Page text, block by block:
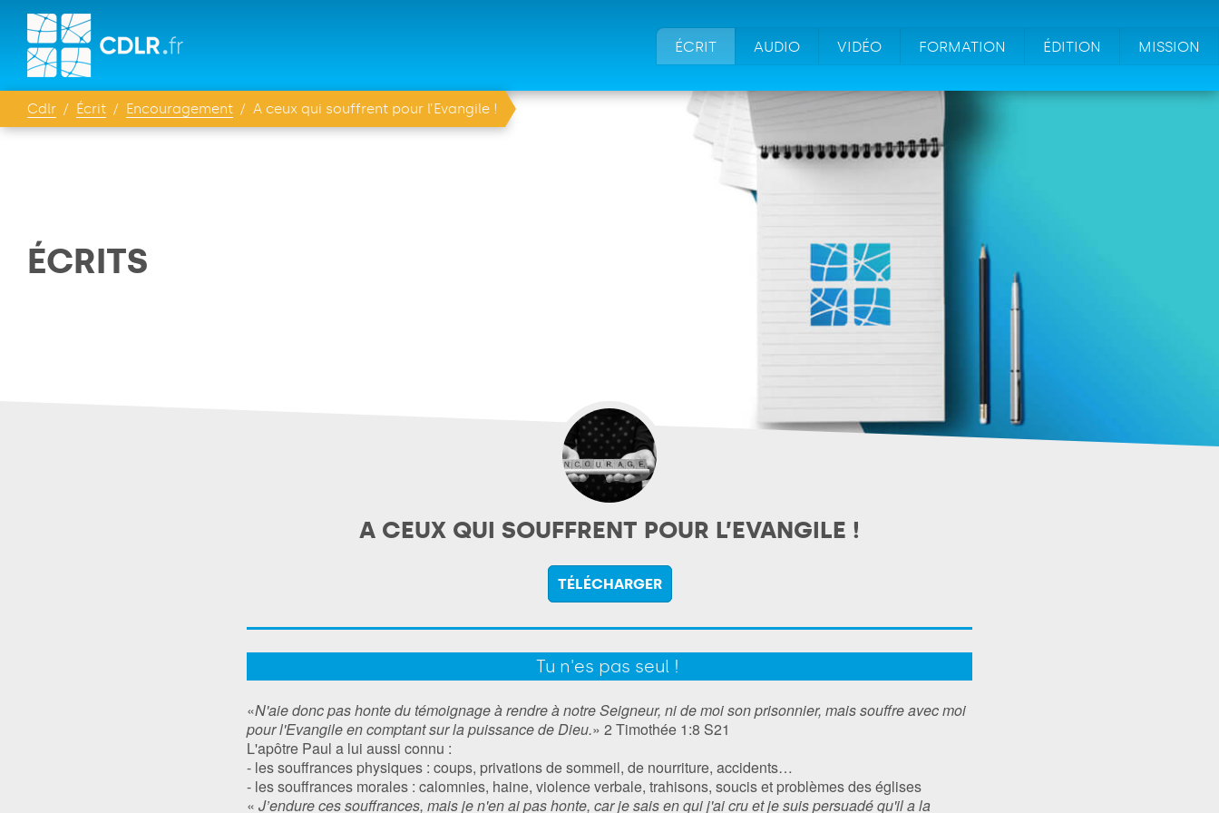
ÉCRIT AUDIO VIDÉO FORMATION ÉDITION MISSION
Cdlr Écrit Encouragement A ceux qui souffrent pour l’Evangile !
ÉCRITS
A CEUX QUI SOUFFRENT POUR L’EVANGILE !
TÉLÉCHARGER
Tu n'es pas seul !
«N'aie donc pas honte du témoignage à rendre à notre Seigneur, ni de moi son prisonnier, mais souffre avec moi
pour l'Evangile en comptant sur la puissance de Dieu.» 2 Timothée‬ ‭1:8‬ ‭S21‬‬‬‬‬‬‬‬‬‬‬‬‬‬‬‬‬‬‬‬‬‬‬‬‬‬‬‬‬‬‬‬‬‬‬‬‬‬‬‬‬‬‬‬‬‬‬‬‬‬‬‬‬‬‬‬‬‬‬‬‬‬‬‬‬‬‬‬‬‬‬‬‬‬‬‬‬‬‬‬‬‬‬‬‬‬‬‬‬‬‬‬‬‬‬‬‬‬‬‬‬‬‬‬‬‬‬‬‬‬‬‬
L'apôtre Paul a lui aussi connu :
- les souffrances physiques : coups, privations de sommeil, de nourriture, accidents…
- les souffrances morales : calomnies, haine, violence verbale, trahisons, soucis et problèmes des églises
« J’endure ces souffrances, mais je n'en ai pas honte, car je sais en qui j'ai cru et je suis persuadé qu'il a la